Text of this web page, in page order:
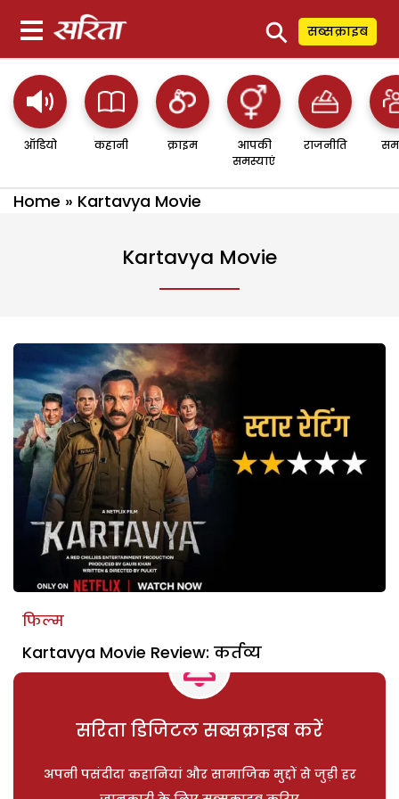
⚲ सब्सक्राइब
ऑडियो कहानी क्राइम
आपकी
समस्याएं
राजनीति
Home » Kartavya Movie
Kartavya Movie
फिल्म
Kartavya Movie Review: कर्तव्य
सरिता डिजिटल सब्सक्राइब करें
अपनी पसंदीदा कहानियां और सामाजिक मुद्दों से जुड़ी हर